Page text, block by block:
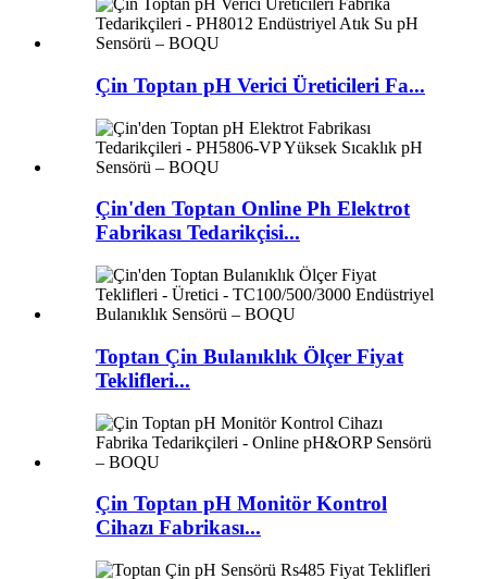
Çin Toptan pH Verici Üreticileri Fa...
Çin'den Toptan Online Ph Elektrot
Fabrikası Tedarikçisi...
Toptan Çin Bulanıklık Ölçer Fiyat
Teklifleri...
Çin Toptan pH Monitör Kontrol
Cihazı Fabrikası...